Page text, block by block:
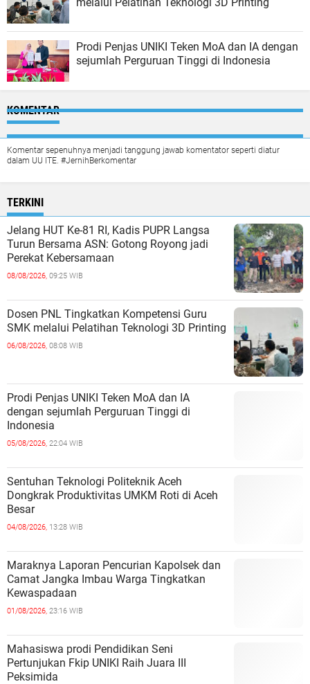
Prodi Penjas UNIKI Teken MoA dan IA dengan
sejumlah Perguruan Tinggi di Indonesia
KOMENTAR
Komentar sepenuhnya menjadi tanggung jawab komentator seperti diatur
dalam UU ITE. #JernihBerkomentar
TERKINI
Jelang HUT Ke-81 RI, Kadis PUPR Langsa
Turun Bersama ASN: Gotong Royong jadi
Perekat Kebersamaan
08/08/2026, 09:25 WIB
Dosen PNL Tingkatkan Kompetensi Guru
SMK melalui Pelatihan Teknologi 3D Printing
06/08/2026, 08:08 WIB
Prodi Penjas UNIKI Teken MoA dan IA
dengan sejumlah Perguruan Tinggi di
Indonesia
05/08/2026, 22:04 WIB
Sentuhan Teknologi Politeknik Aceh
Dongkrak Produktivitas UMKM Roti di Aceh
Besar
04/08/2026, 13:28 WIB
Maraknya Laporan Pencurian Kapolsek dan
Camat Jangka Imbau Warga Tingkatkan
Kewaspadaan
01/08/2026, 23:16 WIB
Mahasiswa prodi Pendidikan Seni
Pertunjukan Fkip UNIKI Raih Juara III
Peksimida